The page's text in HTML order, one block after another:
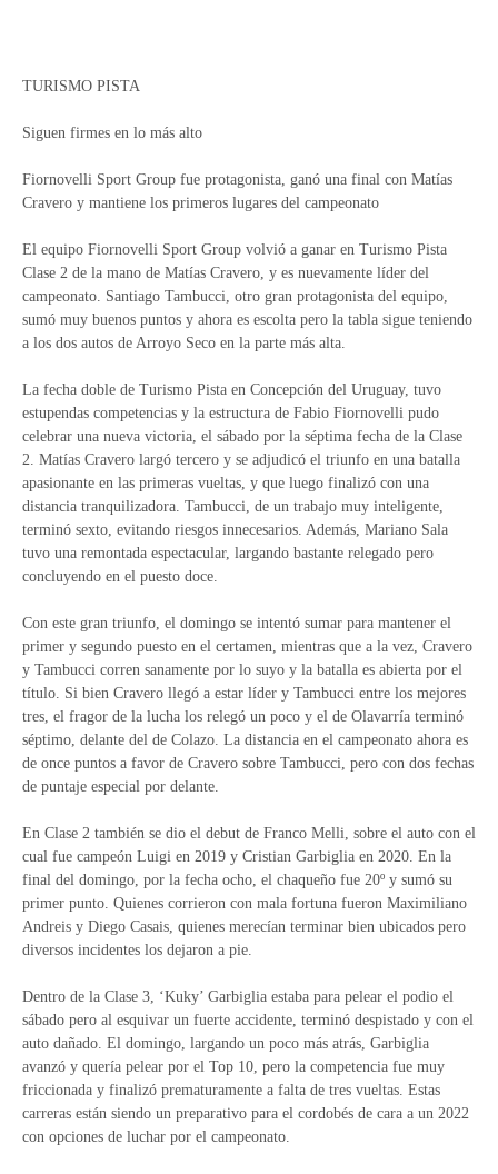
TURISMO PISTA
Siguen firmes en lo más alto
Fiornovelli Sport Group fue protagonista, ganó una final con Matías
Cravero y mantiene los primeros lugares del campeonato
El equipo Fiornovelli Sport Group volvió a ganar en Turismo Pista
Clase 2 de la mano de Matías Cravero, y es nuevamente líder del
campeonato. Santiago Tambucci, otro gran protagonista del equipo,
sumó muy buenos puntos y ahora es escolta pero la tabla sigue teniendo
a los dos autos de Arroyo Seco en la parte más alta.
La fecha doble de Turismo Pista en Concepción del Uruguay, tuvo
estupendas competencias y la estructura de Fabio Fiornovelli pudo
celebrar una nueva victoria, el sábado por la séptima fecha de la Clase
2. Matías Cravero largó tercero y se adjudicó el triunfo en una batalla
apasionante en las primeras vueltas, y que luego finalizó con una
distancia tranquilizadora. Tambucci, de un trabajo muy inteligente,
terminó sexto, evitando riesgos innecesarios. Además, Mariano Sala
tuvo una remontada espectacular, largando bastante relegado pero
concluyendo en el puesto doce.
Con este gran triunfo, el domingo se intentó sumar para mantener el
primer y segundo puesto en el certamen, mientras que a la vez, Cravero
y Tambucci corren sanamente por lo suyo y la batalla es abierta por el
título. Si bien Cravero llegó a estar líder y Tambucci entre los mejores
tres, el fragor de la lucha los relegó un poco y el de Olavarría terminó
séptimo, delante del de Colazo. La distancia en el campeonato ahora es
de once puntos a favor de Cravero sobre Tambucci, pero con dos fechas
de puntaje especial por delante.
En Clase 2 también se dio el debut de Franco Melli, sobre el auto con el
cual fue campeón Luigi en 2019 y Cristian Garbiglia en 2020. En la
final del domingo, por la fecha ocho, el chaqueño fue 20º y sumó su
primer punto. Quienes corrieron con mala fortuna fueron Maximiliano
Andreis y Diego Casais, quienes merecían terminar bien ubicados pero
diversos incidentes los dejaron a pie.
Dentro de la Clase 3, ‘Kuky’ Garbiglia estaba para pelear el podio el
sábado pero al esquivar un fuerte accidente, terminó despistado y con el
auto dañado. El domingo, largando un poco más atrás, Garbiglia
avanzó y quería pelear por el Top 10, pero la competencia fue muy
friccionada y finalizó prematuramente a falta de tres vueltas. Estas
carreras están siendo un preparativo para el cordobés de cara a un 2022
con opciones de luchar por el campeonato.